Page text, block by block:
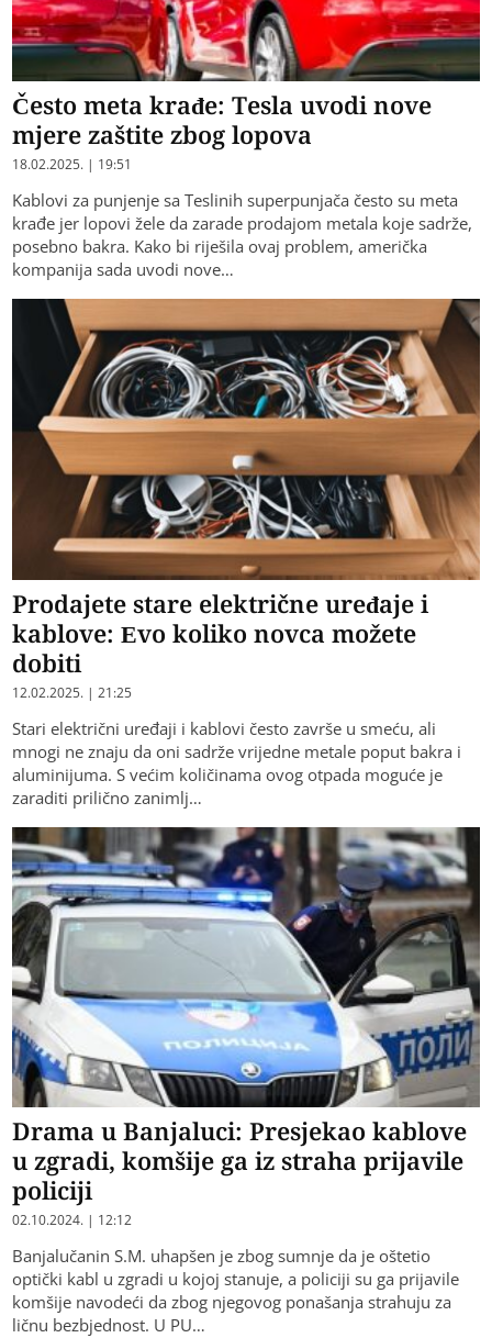
Često meta krađe: Tesla uvodi nove
mjere zaštite zbog lopova
18.02.2025. | 19:51
Kablovi za punjenje sa Teslinih superpunjača često su meta
krađe jer lopovi žele da zarade prodajom metala koje sadrže,
posebno bakra. Kako bi riješila ovaj problem, američka
kompanija sada uvodi nove…
Prodajete stare električne uređaje i
kablove: Evo koliko novca možete
dobiti
12.02.2025. | 21:25
​Stari električni uređaji i kablovi često završe u smeću, ali
mnogi ne znaju da oni sadrže vrijedne metale poput bakra i
aluminijuma. S većim količinama ovog otpada moguće je
zaraditi prilično zanimlj…
Drama u Banjaluci: Presjekao kablove
u zgradi, komšije ga iz straha prijavile
policiji
02.10.2024. | 12:12
Banjalučanin S.M. uhapšen je zbog sumnje da je oštetio
optički kabl u zgradi u kojoj stanuje, a policiji su ga prijavile
komšije navodeći da zbog njegovog ponašanja strahuju za
ličnu bezbjednost. U PU…